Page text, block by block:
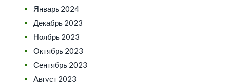
Январь 2024
Декабрь 2023
Ноябрь 2023
Октябрь 2023
Сентябрь 2023
Август 2023